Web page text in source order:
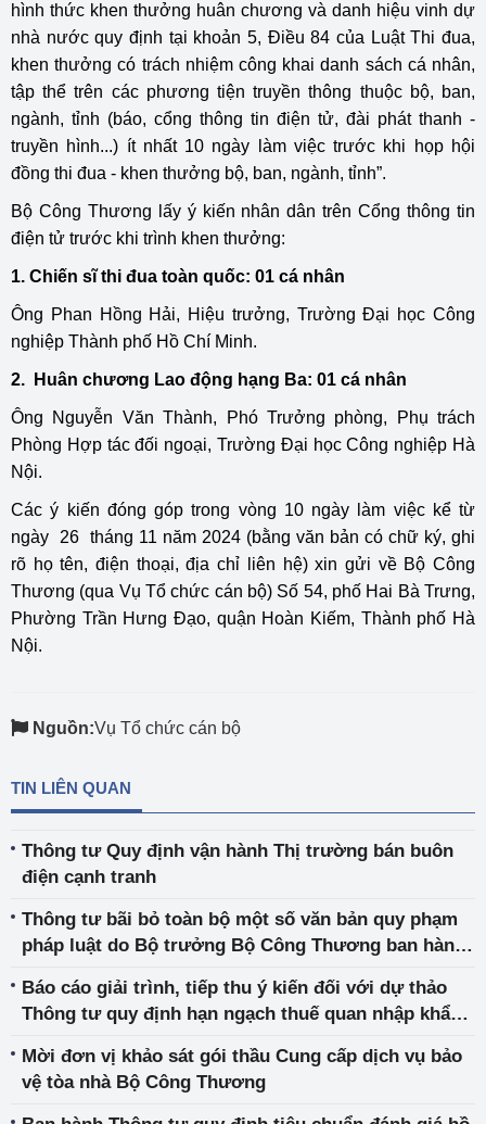
hình thức khen thưởng huân chương và danh hiệu vinh dự
nhà nước quy định tại khoản 5, Điều 84 của Luật Thi đua,
khen thưởng có trách nhiệm công khai danh sách cá nhân,
tập thể trên các phương tiện truyền thông thuộc bộ, ban,
ngành, tỉnh (báo, cổng thông tin điện tử, đài phát thanh -
truyền hình...) ít nhất 10 ngày làm việc trước khi họp hội
đồng thi đua - khen thưởng bộ, ban, ngành, tỉnh”.
Bộ Công Thương lấy ý kiến nhân dân trên Cổng thông tin
điện tử trước khi trình khen thưởng:
1. Chiến sĩ thi đua toàn quốc: 01 cá nhân
Ông Phan Hồng Hải, Hiệu trưởng, Trường Đại học Công
nghiệp Thành phố Hồ Chí Minh.
2. Huân chương Lao động hạng Ba: 01 cá nhân
Ông Nguyễn Văn Thành, Phó Trưởng phòng, Phụ trách
Phòng Hợp tác đối ngoại, Trường Đại học Công nghiệp Hà
Nội.
Các ý kiến đóng góp trong vòng 10 ngày làm việc kể từ
ngày 26 tháng 11 năm 2024 (bằng văn bản có chữ ký, ghi
rõ họ tên, điện thoại, địa chỉ liên hệ) xin gửi về Bộ Công
Thương (qua Vụ Tổ chức cán bộ) Số 54, phố Hai Bà Trưng,
Phường Trần Hưng Đạo, quận Hoàn Kiếm, Thành phố Hà
Nội.
Nguồn:Vụ Tổ chức cán bộ
TIN LIÊN QUAN
Thông tư Quy định vận hành Thị trường bán buôn
điện cạnh tranh
Thông tư bãi bỏ toàn bộ một số văn bản quy phạm
pháp luật do Bộ trưởng Bộ Công Thương ban hành,
Báo cáo giải trình, tiếp thu ý kiến đối với dự thảo
Thông tư quy định hạn ngạch thuế quan nhập khẩu
Mời đơn vị khảo sát gói thầu Cung cấp dịch vụ bảo
vệ tòa nhà Bộ Công Thương